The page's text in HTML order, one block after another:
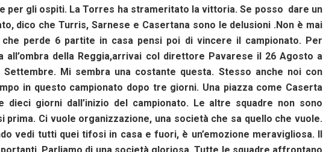
per gli ospiti. La Torres ha strameritato la vittoria. Se posso dare un
dico che Turris, Sarnese e Casertana sono le delusioni .Non è mai
perde 6 partite in casa pensi poi di vincere il campionato. Per
all’ombra della Reggia,arrivai col direttore Pavarese il 26 Agosto a
Mi sembra una costante questa. Stesso anche noi con
in questo campionato dopo tre giorni. Una piazza come Caserta
giorni dall’inizio del campionato. Le altre squadre non sono
prima. Ci vuole organizzazione, una società che sa quello che vuole.
vedi tutti quei tifosi in casa e fuori, è un’emozione meravigliosa. Il
Parliamo di una società gloriosa. Tutte le squadre affrontano